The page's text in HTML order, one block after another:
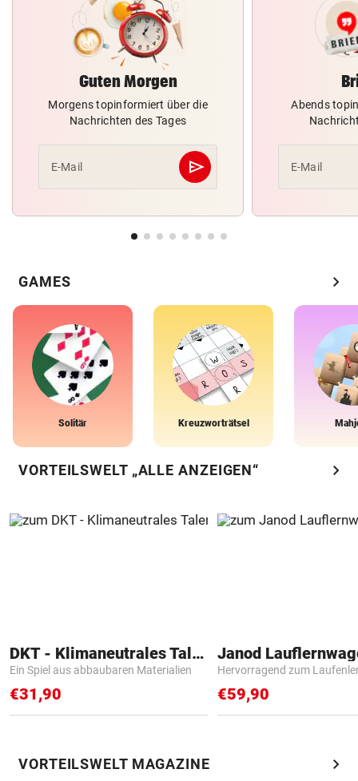
Guten Morgen
Morgens topinformiert über die
Nachrichten des Tages
E-Mail send
Abschicken
Abends
E-Mail
GAMES chevron_right
Solitär Kreuzworträtsel
VORTEILSWELT „ALLE ANZEIGEN“ chevron_right
DKT - Klimaneutrales Talent
Ein Spiel aus abbaubaren Materialien
€31,90
Janod
Hervorragend zum
€59,90
VORTEILSWELT MAGAZINE chevron_right